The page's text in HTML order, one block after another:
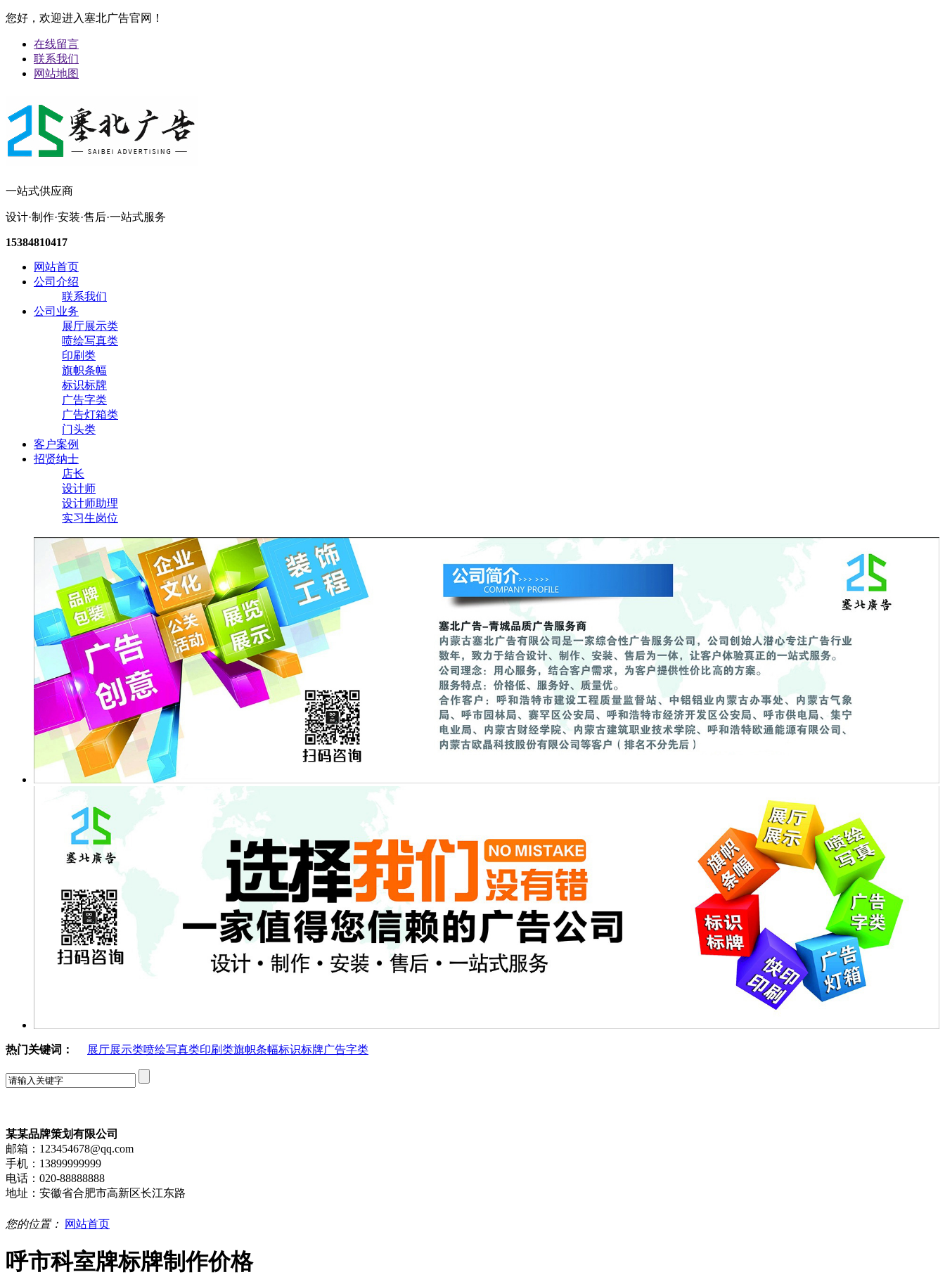
您好，欢迎进入塞北广告官网！
在线留言
联系我们
网站地图
一站式供应商
设计·制作·安装·售后·一站式服务
15384810417
网站首页
公司介绍
联系我们
公司业务
展厅展示类
喷绘写真类
印刷类
旗帜条幅
标识标牌
广告字类
广告灯箱类
门头类
客户案例
招贤纳士
店长
设计师
设计师助理
实习生岗位
热门关键词： 展厅展示类喷绘写真类印刷类旗帜条幅标识标牌广告字类
某某品牌策划有限公司
邮箱：123454678@qq.com
手机：13899999999
电话：020-88888888
地址：安徽省合肥市高新区长江东路
您的位置： 网站首页
呼市科室牌标牌制作价格